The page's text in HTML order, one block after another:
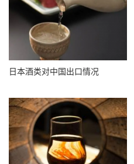
日本酒类对中国出口情况